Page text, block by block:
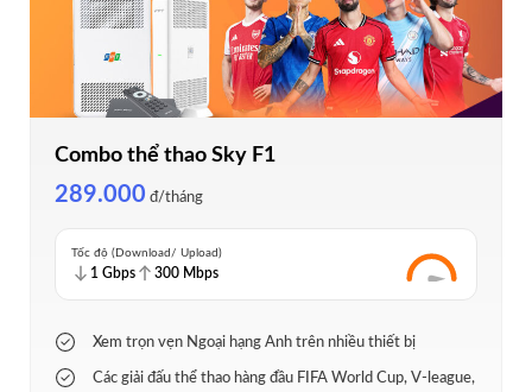
Combo thể thao Sky F1
289.000 đ/tháng
Tốc độ (Download/ Upload)
1 Gbps 300 Mbps
Xem trọn vẹn Ngoại hạng Anh trên nhiều thiết bị
Các giải đấu thể thao hàng đầu FIFA World Cup, V-league,